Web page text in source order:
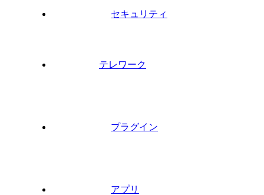
セキュリティ
テレワーク
プラグイン
アプリ